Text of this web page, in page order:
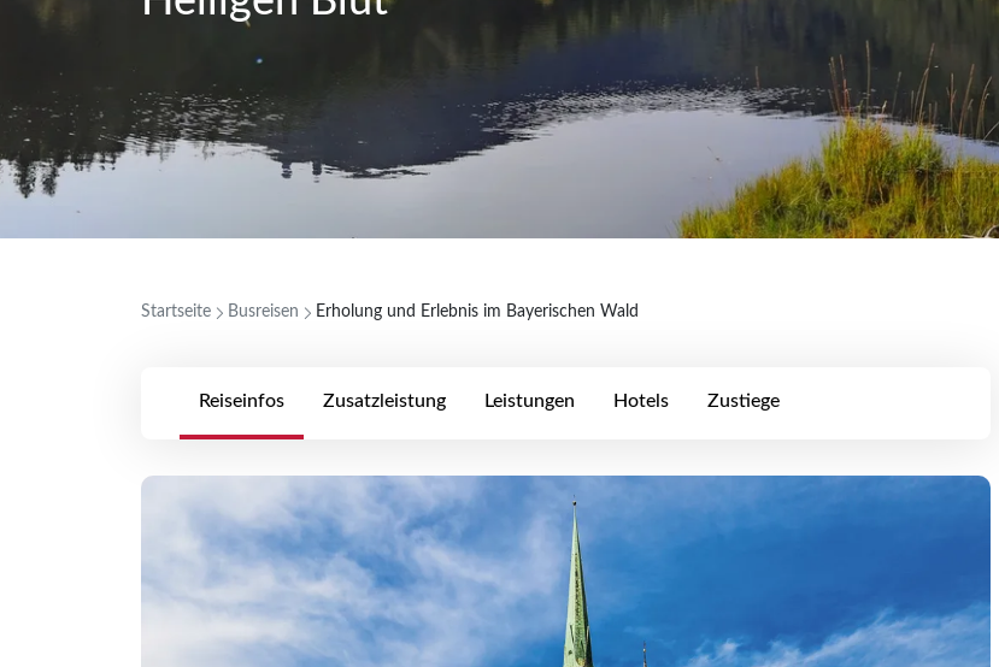
Startseite Busreisen Erholung und Erlebnis im Bayerischen Wald
Reiseinfos Zusatzleistung Leistungen Hotels Zustiege